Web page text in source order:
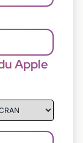
Apple